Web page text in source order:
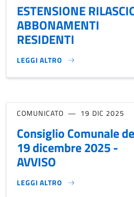
ESTENSIONE
ABBONAMENTI
RESIDENTI
LEGGI ALTRO
ESTENSIONE RILASCIO
COMUNICATO 19 DIC 2025
Consiglio Comunale
19 dicembre 2025 -
AVVISO
LEGGI ALTRO
CONSIGLIO COMUNALE DEL 19